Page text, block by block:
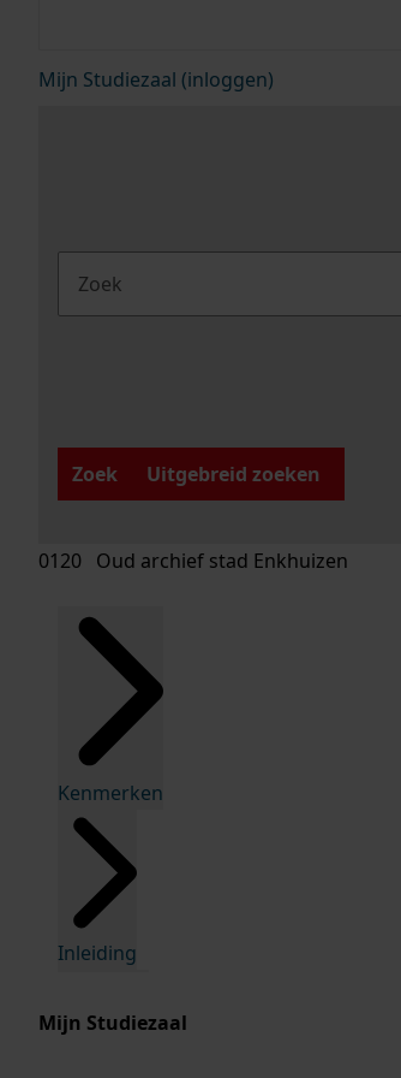
Mijn Studiezaal (inloggen)
Zoek
Uitgebreid zoeken
0120 Oud archief stad Enkhuizen
Kenmerken
Inleiding
Mijn Studiezaal